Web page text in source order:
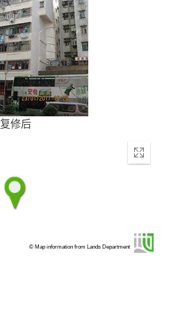
复修后
Enter
© Map information from Lands Department